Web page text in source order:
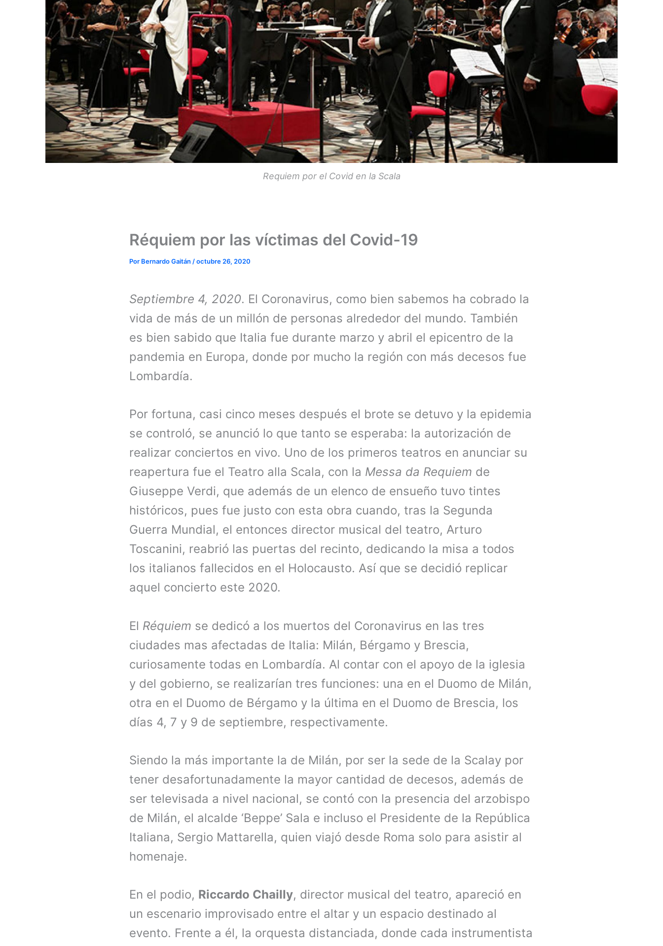
Requiem por el Covid en la Scala
Réquiem por las víctimas del Covid-19
Por Bernardo Gaitán /octubre 26, 2020
Septiembre 4, 2020. El Coronavirus, como bien sabemos ha cobrado la
vida de más de un millón de personas alrededor del mundo. También
es bien sabido que Italia fue durante marzo y abril el epicentro de la
pandemia en Europa, donde por mucho la región con más decesos fue
Lombardía.
Por fortuna, casi cinco meses después el brote se detuvo y la epidemia
se controló, se anunció lo que tanto se esperaba: la autorización de
realizar conciertos en vivo. Uno de los primeros teatros en anunciar su
reapertura fue el Teatro alla Scala, con la Messa da Requiem de
Giuseppe Verdi, que además de un elenco de ensueño tuvo tintes
históricos, pues fue justo con esta obra cuando, tras la Segunda
Guerra Mundial, el entonces director musical del teatro, Arturo
Toscanini, reabrió las puertas del recinto, dedicando la misa a todos
los italianos fallecidos en el Holocausto. Así que se decidió replicar
aquel concierto este 2020.
El Réquiem se dedicó a los muertos del Coronavirus en las tres
ciudades mas afectadas de Italia: Milán, Bérgamo y Brescia,
curiosamente todas en Lombardía. Al contar con el apoyo de la iglesia
y del gobierno, se realizarían tres funciones: una en el Duomo de Milán,
otra en el Duomo de Bérgamo y la última en el Duomo de Brescia, los
días 4, 7 y 9 de septiembre, respectivamente.
Siendo la más importante la de Milán, por ser la sede de la Scalay por
tener desafortunadamente la mayor cantidad de decesos, además de
ser televisada a nivel nacional, se contó con la presencia del arzobispo
de Milán, el alcalde ‘Beppe’ Sala e incluso el Presidente de la República
Italiana, Sergio Mattarella, quien viajó desde Roma solo para asistir al
homenaje.
En el podio, Riccardo Chailly, director musical del teatro, apareció en
un escenario improvisado entre el altar y un espacio destinado al
evento. Frente a él, la orquesta distanciada, donde cada instrumentista